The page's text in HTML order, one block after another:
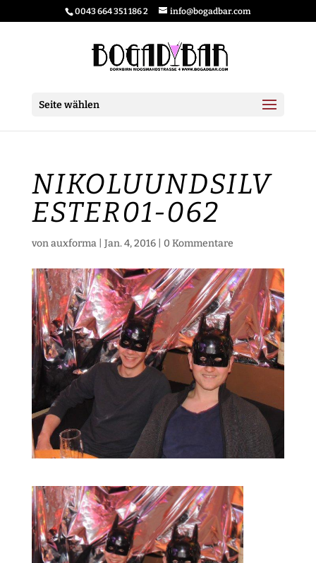
0043 664 351 186 2 info@bogadbar.com
Seite wählen
NIKOLUUNDSILV
ESTER01-062
vonauxforma| Jan. 4, 2016| 0 Kommentare